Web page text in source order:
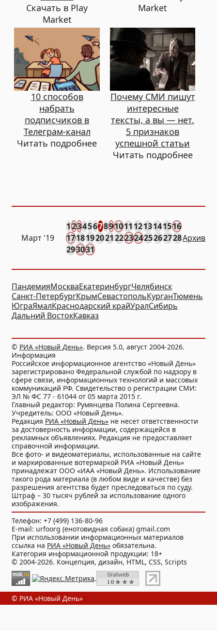
Скачать в Play
Market
Market
10 способов
набрать
подписчиков в
Телеграм-канал
Читать подробнее
Почему СМИ пишут
интересные
тексты, а вы — нет.
5 признаков
успешной статьи
Читать подробнее
Март '19
12345678910111213141516
171819202122232425262728
293031
Архив
ПандемияМоскваЕкатеринбургЧелябинск
Санкт-ПетербургКрымСевастопольКурганТюмень
ЮграЯмалКраснодарский крайУралСибирь
Дальний ВостокКавказ
© РИА «Новый День». Версия 5.0, август 2004-2026.
Информация
Российское информационное агентство «Новый День»
зарегистрировано Федеральной службой по надзору в
сфере связи, информационных технологий и массовых
коммуникаций РФ. Свидетельство о регистрации СМИ:
ЭЛ № ФС 77 - 61044 от 05 марта 2015 г.
Главный редактор: Румянцева Полина Сергеевна.
Учредитель: ООО «Новый День».
Редакция РИА «Новый День» не несет ответственности
за достоверность информации, содержащейся в
рекламных объявлениях. Редакция не предоставляет
справочной информации.
Все фото- и видеоматериалы, использованные на сайте
и маркированные вотермаркой РИА «Новый День»
принадлежат ООО «ИАА «Новый День». Использование
такого рода материала (в любом виде и качестве) без
разрешения агентства будет преследоваться по суду.
Штраф – 30 тысяч рублей за использование одного
изображения.
Телефон: +7 (499) 136-80-96
E-mail: urfoorg (енотовидная собака) gmail.com
При использовании информационных материалов
ссылка на РИА «Новый День» обязательна.
Категория информационной продукции: 18+
© 2004-2026. Концепция, дизайн, HTML, CSS, Scripts
© РИА «Новый День»